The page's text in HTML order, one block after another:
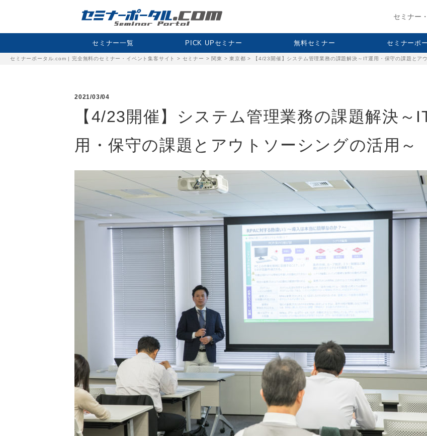
セミナー
セミナー一覧 PICK UPセミナー 無料セミナー セミナーポ
セミナーポータル.com | 完全無料のセミナー・イベント集客サイト > セミナー > 関東 >東京都 > 【4/23開催】システム管理業務の課題解決～IT運用・保守の課題とア
2021/03/04
【4/23開催】システム管理業務の課題解決～
用・保守の課題とアウトソーシングの活用～